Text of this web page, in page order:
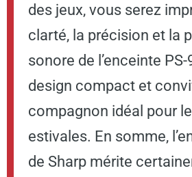
des jeux, vous serez
clarté, la précision et la
sonore de l’enceinte
design compact et
compagnon idéal pour
estivales. En somme,
de Sharp mérite